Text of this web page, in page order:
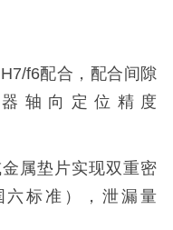
f6配合，配合间隙
器轴向定位精度
属垫片实现双重密
六标准），泄漏量